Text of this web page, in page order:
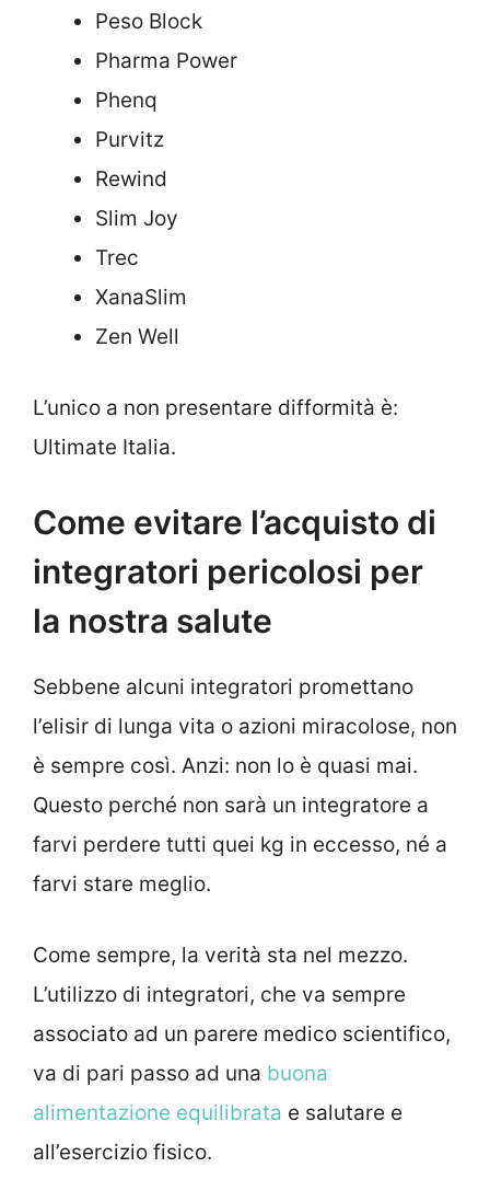
Peso Block
Pharma Power
Phenq
Purvitz
Rewind
Slim Joy
Trec
XanaSlim
Zen Well
L’unico a non presentare difformità è:
Ultimate Italia.
Come evitare l’acquisto di
integratori pericolosi per
la nostra salute
Sebbene alcuni integratori promettano
l’elisir di lunga vita o azioni miracolose, non
è sempre così. Anzi: non lo è quasi mai.
Questo perché non sarà un integratore a
farvi perdere tutti quei kg in eccesso, né a
farvi stare meglio.
Come sempre, la verità sta nel mezzo.
L’utilizzo di integratori, che va sempre
associato ad un parere medico scientifico,
va di pari passo ad una buona
alimentazione equilibrata e salutare e
all’esercizio fisico.